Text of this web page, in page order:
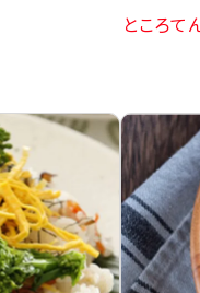
ところて